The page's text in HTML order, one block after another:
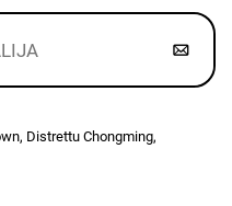
Distrettu Chongming,